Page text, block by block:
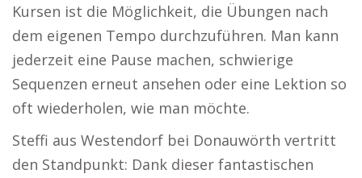
Kursen ist die Möglichkeit, die Übungen nach
dem eigenen Tempo durchzuführen. Man kann
jederzeit eine Pause machen, schwierige
Sequenzen erneut ansehen oder eine Lektion so
oft wiederholen, wie man möchte.
Steffi aus Westendorf bei Donauwörth vertritt
den Standpunkt: Dank dieser fantastischen